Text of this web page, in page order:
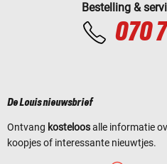
Bestelling &
070
De Louis nieuwsbrief
Ontvang kosteloosalle informatie
koopjes of interessante nieuwtjes.